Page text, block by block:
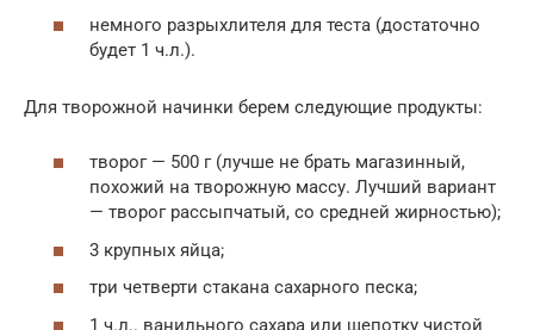
немного разрыхлителя для теста (достаточно
будет 1 ч.л.).
Для творожной начинки берем следующие продукты:
творог — 500 г (лучше не брать магазинный,
похожий на творожную массу. Лучший вариант
— творог рассыпчатый, со средней жирностью);
3 крупных яйца;
три четверти стакана сахарного песка;
1 ч.л.. ванильного сахара или щепотку чистой